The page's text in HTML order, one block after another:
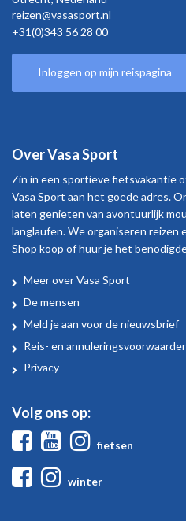
reizen@vasasport.nl
+31(0)343 56 28 00
Inloggen op mijn reispagina
Over Vasa Sport
Zin in een sportieve fietsvakantie
Vasa Sport aan het goede adres.
laten genieten van avontuurlijk
langlaufen. We organiseren reizen
Shop koop of huur je het
Over
Vasa
Sport
Meer over Vasa Sport
De mensen
Meld je aan voor de nieuwsbrief
Reis- en
Privacy
Volg ons op:
FacebookYoutube
fietsen
Facebook
winter